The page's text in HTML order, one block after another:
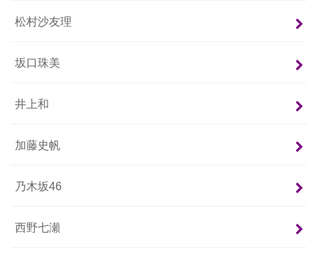
松村沙友理
坂口珠美
井上和
加藤史帆
乃木坂46
西野七瀬